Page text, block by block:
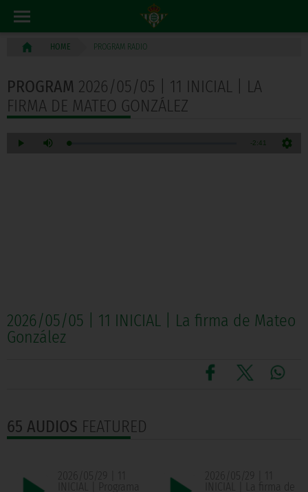
HOME PROGRAM RADIO
PROGRAM 2026/05/05 | 11 INICIAL | LA
FIRMA DE MATEO GONZÁLEZ
2026/05/05 | 11 INICIAL | La firma de Mateo
González
65 AUDIOS FEATURED
2026/05/29 | 11
INICIAL | Programa
2026/05/29 | 11
INICIAL | La firma de